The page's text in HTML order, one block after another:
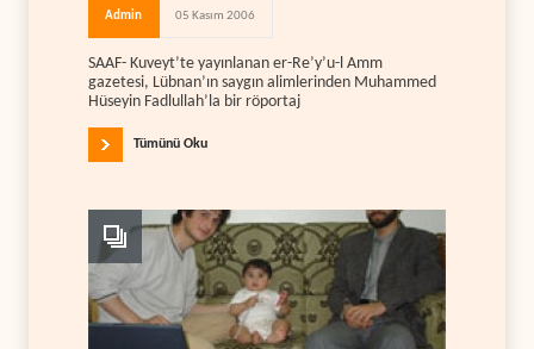
Admin 05 Kasım 2006
SAAF- Kuveyt’te yayınlanan er-Re’y’u-l Amm
gazetesi, Lübnan’ın saygın alimlerinden Muhammed
Hüseyin Fadlullah’la bir röportaj
Tümünü Oku